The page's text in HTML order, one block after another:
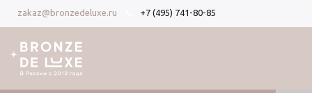
zakaz@bronzedeluxe.ru +7 (495) 741-80-85